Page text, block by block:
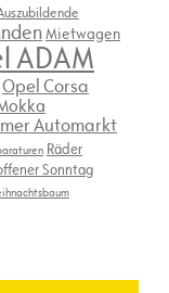
Mietwagen
ADAM
Opel Corsa
Automarkt
Räder
Sonntag